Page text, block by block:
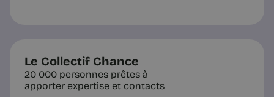
Le Collectif Chance
20 000 personnes prêtes à
apporter expertise et contacts